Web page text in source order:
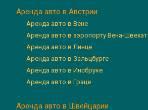
Аренда авто в Австрии
Аренда авто в Вене
Аренда авто в аэропорту Вена-Швехат
Аренда авто в Линце
Аренда авто в Зальцбурге
Аренда авто в Инсбруке
Аренда авто в Граце
Аренда авто в Швейцарии